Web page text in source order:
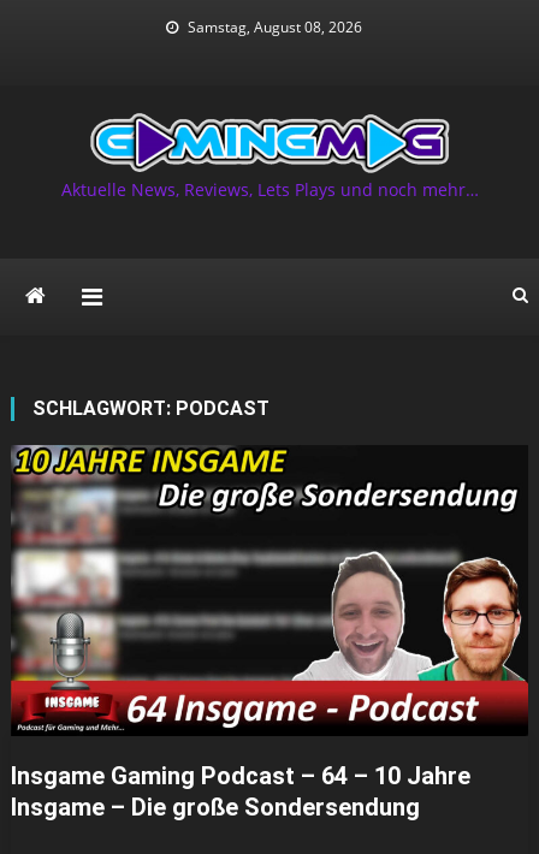
Samstag, August 08, 2026
Aktuelle News, Reviews, Lets Plays und noch mehr…
SCHLAGWORT: PODCAST
Insgame Gaming Podcast – 64 – 10 Jahre
Insgame – Die große Sondersendung